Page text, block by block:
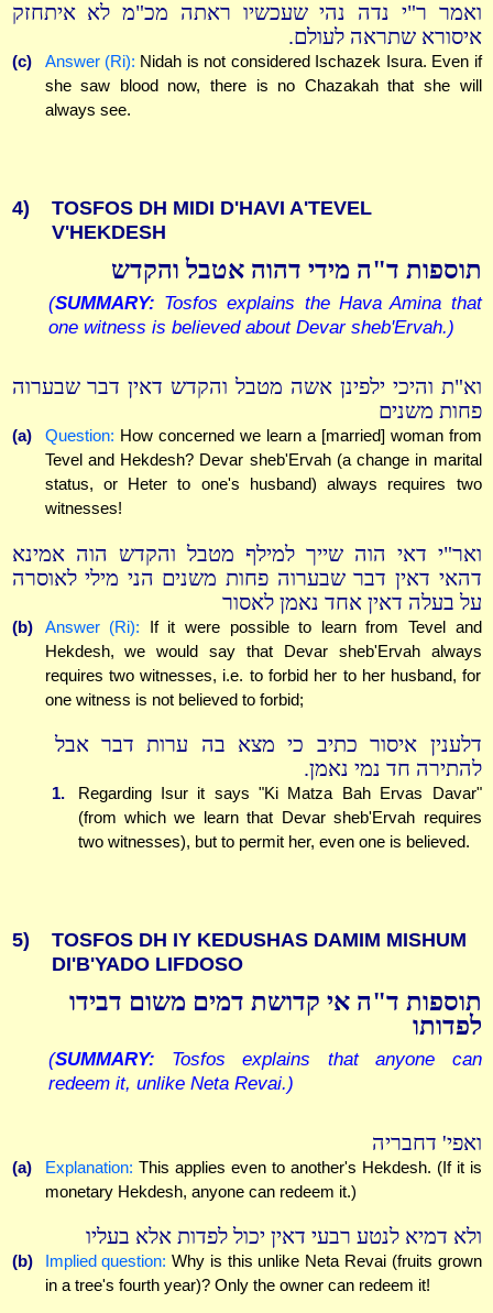
ואמר ר"י נדה נהי שעכשיו ראתה מכ"מ לא איתחזק
איסורא שתראה לעולם.
(c) Answer (Ri): Nidah is not considered Ischazek Isura. Even if
she saw blood now, there is no Chazakah that she will
always see.
4)
TOSFOS DH MIDI D'HAVI A'TEVEL
V'HEKDESH
תוספות ד"ה מידי דהוה אטבל והקדש
(SUMMARY: Tosfos explains the Hava Amina that
one witness is believed about Devar sheb'Ervah.)
וא"ת והיכי ילפינן אשה מטבל והקדש דאין דבר שבערוה
פחות משנים
(a) Question: How concerned we learn a [married] woman from
Tevel and Hekdesh? Devar sheb'Ervah (a change in marital
status, or Heter to one's husband) always requires two
witnesses!
ואר"י דאי הוה שייך למילף מטבל והקדש הוה אמינא
דהאי דאין דבר שבערוה פחות משנים הני מילי לאוסרה
על בעלה דאין אחד נאמן לאסור
(b) Answer (Ri): If it were possible to learn from Tevel and
Hekdesh, we would say that Devar sheb'Ervah always
requires two witnesses, i.e. to forbid her to her husband, for
one witness is not believed to forbid;
דלענין איסור כתיב כי מצא בה ערות דבר אבל
להתירה חד נמי נאמן.
1.
Regarding Isur it says "Ki Matza Bah Ervas Davar"
(from which we learn that Devar sheb'Ervah requires
two witnesses), but to permit her, even one is believed.
5)
TOSFOS DH IY KEDUSHAS DAMIM MISHUM
DI'B'YADO LIFDOSO
תוספות ד"ה אי קדושת דמים משום דבידו
לפדותו
(SUMMARY: Tosfos explains that anyone can
redeem it, unlike Neta Revai.)
ואפי' דחבריה
(a) Explanation: This applies even to another's Hekdesh. (If it is
monetary Hekdesh, anyone can redeem it.)
ולא דמיא לנטע רבעי דאין יכול לפדות אלא בעליו
(b) Implied question: Why is this unlike Neta Revai (fruits grown
in a tree's fourth year)? Only the owner can redeem it!